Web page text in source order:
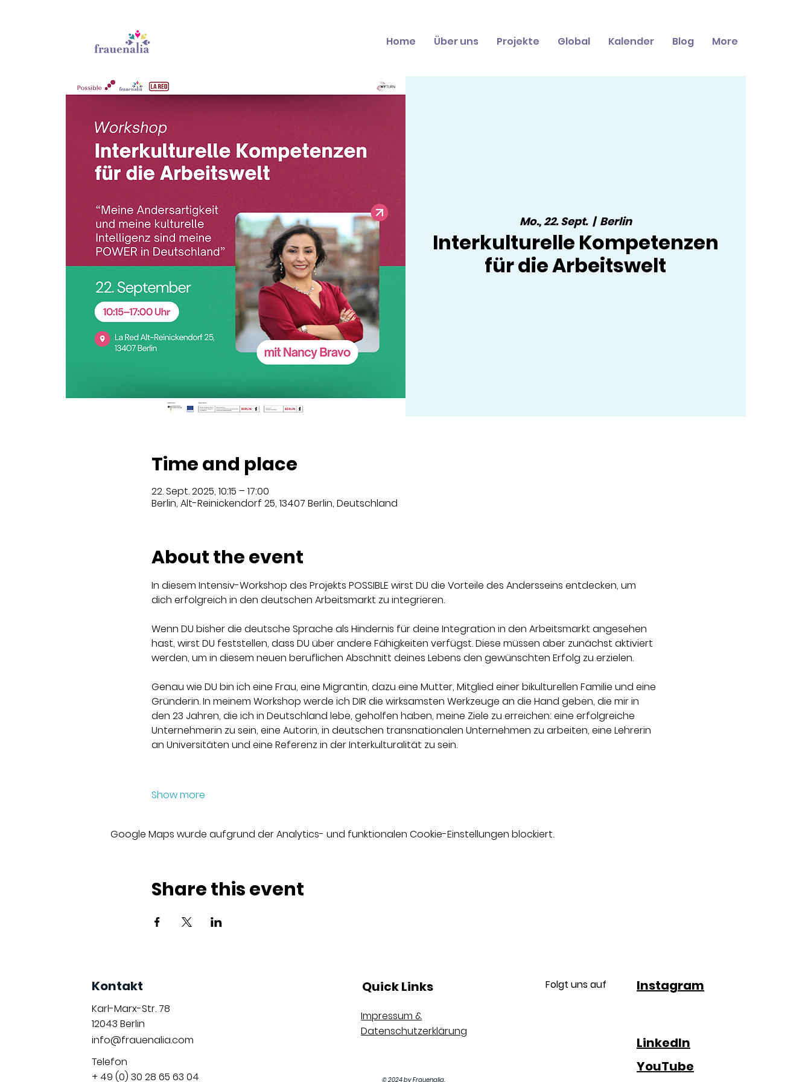
Home Über uns Projekte Global Kalender Blog More
Mo., 22. Sept.
  |
Berlin
Interkulturelle Kompetenzen
für die Arbeitswelt
Time and place
22. Sept. 2025, 10:15 – 17:00
Berlin, Alt-Reinickendorf 25, 13407 Berlin, Deutschland
About the event
In diesem Intensiv-Workshop des Projekts POSSIBLE wirst DU die Vorteile des Andersseins entdecken, um
dich erfolgreich in den deutschen Arbeitsmarkt zu integrieren.
Wenn DU bisher die deutsche Sprache als Hindernis für deine Integration in den Arbeitsmarkt angesehen
hast, wirst DU feststellen, dass DU über andere Fähigkeiten verfügst. Diese müssen aber zunächst aktiviert
werden, um in diesem neuen beruflichen Abschnitt deines Lebens den gewünschten Erfolg zu erzielen.
Genau wie DU bin ich eine Frau, eine Migrantin, dazu eine Mutter, Mitglied einer bikulturellen Familie und eine
Gründerin. In meinem Workshop werde ich DIR die wirksamsten Werkzeuge an die Hand geben, die mir in
den 23 Jahren, die ich in Deutschland lebe, geholfen haben, meine Ziele zu erreichen: eine erfolgreiche
Unternehmerin zu sein, eine Autorin, in deutschen transnationalen Unternehmen zu arbeiten, eine Lehrerin
an Universitäten und eine Referenz in der Interkulturalität zu sein.
Show more
Google Maps wurde aufgrund der Analytics- und funktionalen Cookie-Einstellungen blockiert.
Share this event
Kontakt
Karl-Marx-Str. 78
12043 Berlin
info@frauenalia.com
Telefon
+ 49 (0) 30 28 65 63 04
Quick Links
Impressum &
Datenschutzerklärung
Folgt uns auf Instagram
LinkedIn
YouTube
© 2024 by Frauenalia.